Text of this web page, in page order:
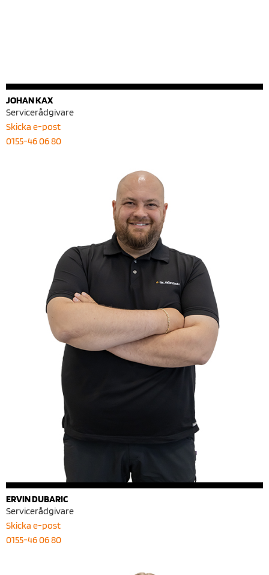
JOHAN KAX
Servicerådgivare
Skicka e-post
0155-46 06 80
ERVIN DUBARIC
Servicerådgivare
Skicka e-post
0155-46 06 80